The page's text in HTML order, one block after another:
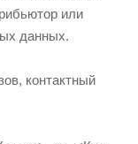
или
данных.
контактный